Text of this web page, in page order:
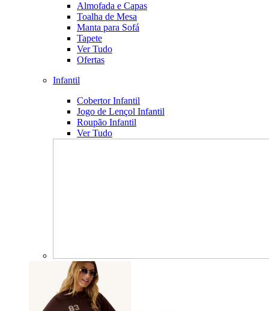
Almofada e Capas
Toalha de Mesa
Manta para Sofá
Tapete
Ver Tudo
Ofertas
Infantil
Cobertor Infantil
Jogo de Lençol Infantil
Roupão Infantil
Ver Tudo